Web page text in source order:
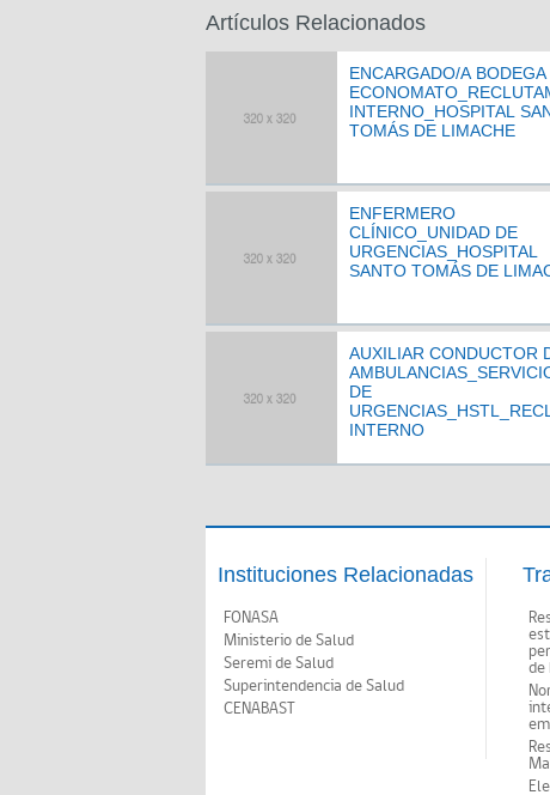
Artículos Relacionados
ENCARGADO/A BODEGA
INTERNO_HOSPITAL
TOMÁS DE LIMACHE
ENFERMERO
CLÍNICO_UNIDAD DE
URGENCIAS_HOSPITAL
SANTO TOMÁS DE
AUXILIAR CONDUCTOR
DE
INTERNO
Instituciones Relacionadas
FONASA
Ministerio de Salud
Seremi de Salud
Superintendencia de Salud
CENABAST
de